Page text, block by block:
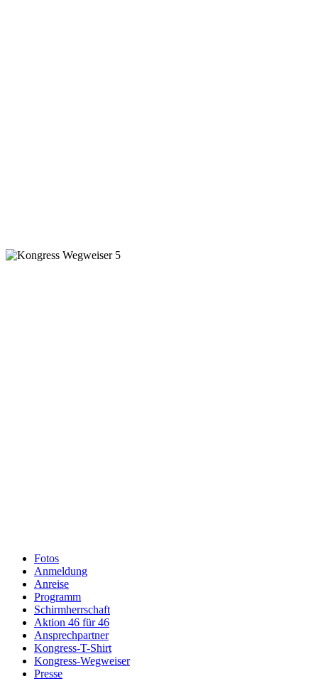
Fotos
Anmeldung
Anreise
Programm
Schirmherrschaft
Aktion 46 für 46
Ansprechpartner
Kongress-T-Shirt
Kongress-Wegweiser
Presse